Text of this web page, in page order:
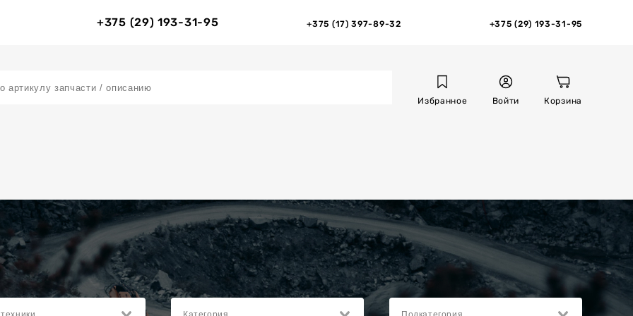
+375 (29) 193-31-95 +375 (17) 397-89-32 +375 (29) 193-31-95
Избранное Войти Корзина